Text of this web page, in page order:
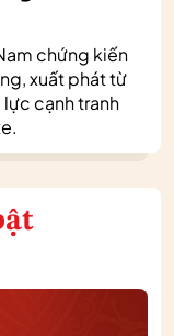
chứng kiến
xuất phát từ
cạnh tranh